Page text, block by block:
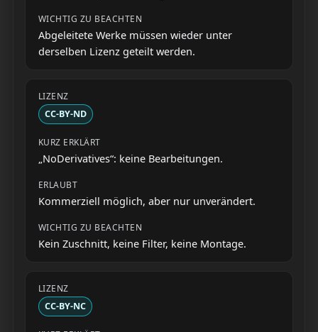
Abgeleitete Werke müssen wieder unter
derselben Lizenz geteilt werden.
CC-BY-ND
„NoDerivatives“: keine Bearbeitungen.
Kommerziell möglich, aber nur unverändert.
Kein Zuschnitt, keine Filter, keine Montage.
CC-BY-NC